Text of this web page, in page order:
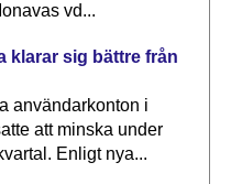
vd...
klarar sig bättre från
användarkonton i
att minska under
Enligt nya...